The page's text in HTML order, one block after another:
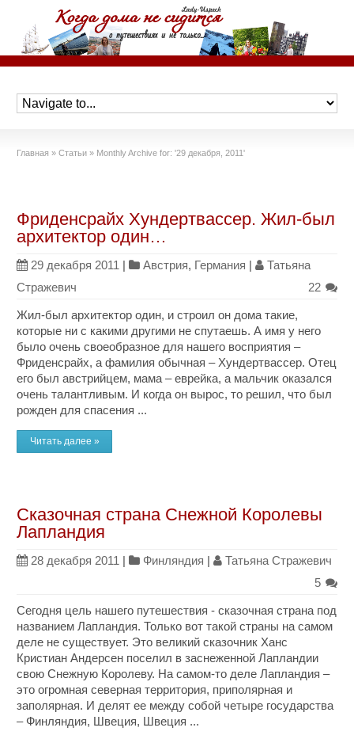
Главная » Статьи » Monthly Archive for: '29 декабря, 2011'
Фриденсрайх Хундертвассер. Жил-был
архитектор один…
29 декабря 2011 | Австрия, Германия |
Татьяна
Стражевич
22
Жил-был архитектор один, и строил он дома такие,
которые ни с какими другими не спутаешь. А имя у него
было очень своеобразное для нашего восприятия –
Фриденсрайх, а фамилия обычная – Хундертвассер. Отец
его был австрийцем, мама – еврейка, а мальчик оказался
очень талантливым. И когда он вырос, то решил, что был
рожден для спасения ...
Читать далее »
Сказочная страна Снежной Королевы
Лапландия
28 декабря 2011 | Финляндия |
Татьяна Стражевич
5
Сегодня цель нашего путешествия - сказочная страна под
названием Лапландия. Только вот такой страны на самом
деле не существует. Это великий сказочник Ханс
Кристиан Андерсен поселил в заснеженной Лапландии
свою Снежную Королеву. На самом-то деле Лапландия –
это огромная северная территория, приполярная и
заполярная. И делят ее между собой четыре государства
– Финляндия, Швеция, Швеция ...